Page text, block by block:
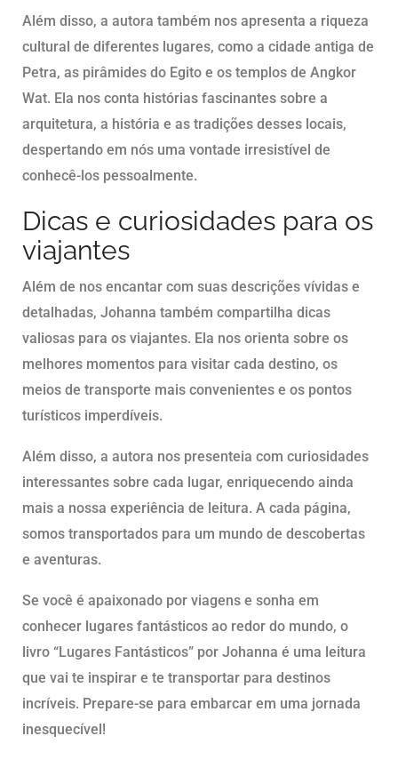
Além disso, a autora também nos apresenta a riqueza
cultural de diferentes lugares, como a cidade antiga de
Petra, as pirâmides do Egito e os templos de Angkor
Wat. Ela nos conta histórias fascinantes sobre a
arquitetura, a história e as tradições desses locais,
despertando em nós uma vontade irresistível de
conhecê-los pessoalmente.
Dicas e curiosidades para os
viajantes
Além de nos encantar com suas descrições vívidas e
detalhadas, Johanna também compartilha dicas
valiosas para os viajantes. Ela nos orienta sobre os
melhores momentos para visitar cada destino, os
meios de transporte mais convenientes e os pontos
turísticos imperdíveis.
Além disso, a autora nos presenteia com curiosidades
interessantes sobre cada lugar, enriquecendo ainda
mais a nossa experiência de leitura. A cada página,
somos transportados para um mundo de descobertas
e aventuras.
Se você é apaixonado por viagens e sonha em
conhecer lugares fantásticos ao redor do mundo, o
livro “Lugares Fantásticos” por Johanna é uma leitura
que vai te inspirar e te transportar para destinos
incríveis. Prepare-se para embarcar em uma jornada
inesquecível!